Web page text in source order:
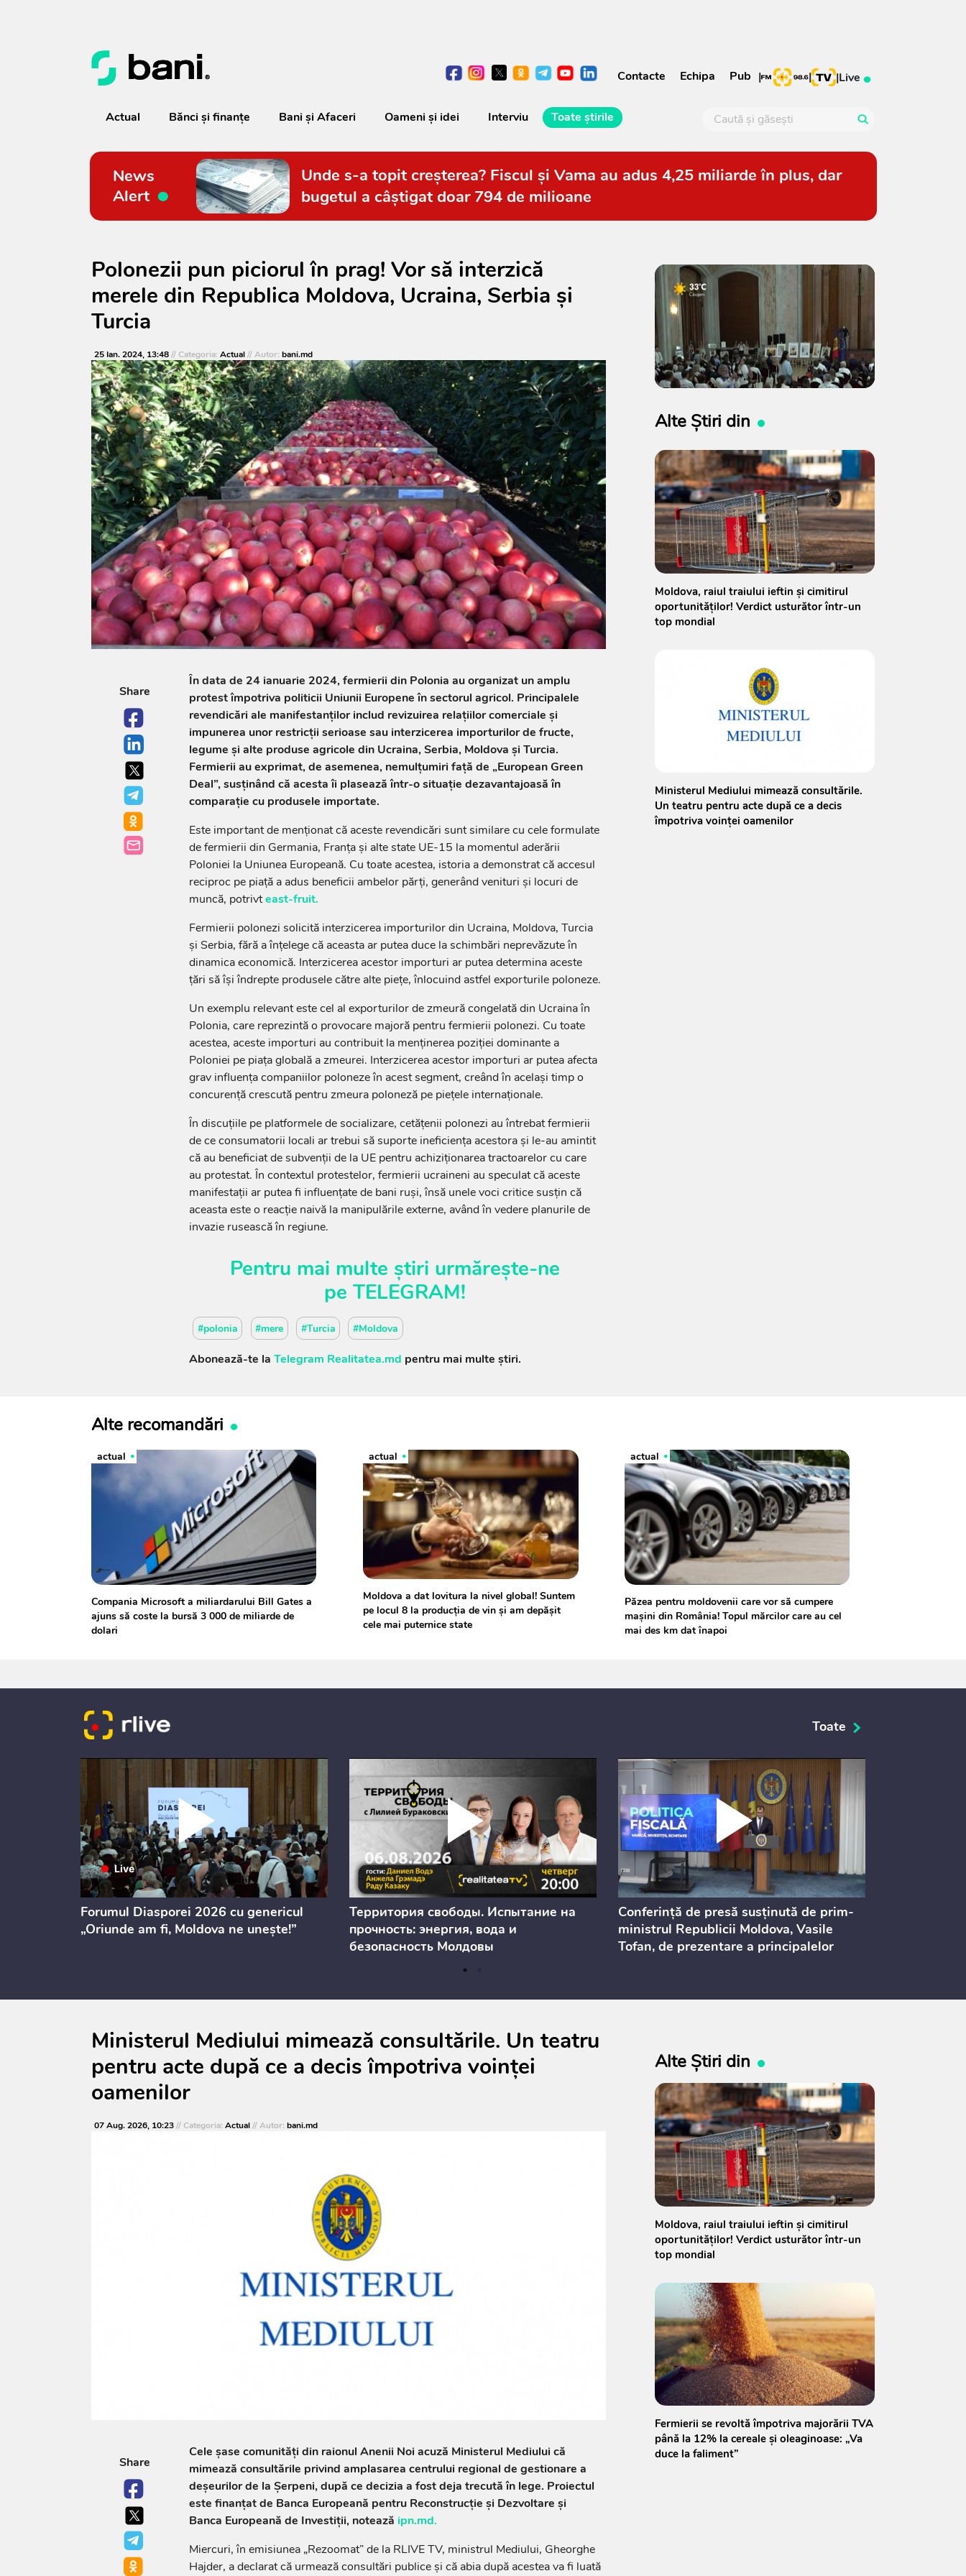
Contacte Echipa Pub | | |Live
Actual Bănci şi finanţe Bani și Afaceri Oameni şi idei Interviu Toate știrile
News
Alert
Unde s-a topit creșterea? Fiscul și Vama au adus 4,25 miliarde în plus, dar
bugetul a câștigat doar 794 de milioane
Polonezii pun piciorul în prag! Vor să interzică
merele din Republica Moldova, Ucraina, Serbia și
Turcia
25 Ian. 2024, 13:48// Categoria: Actual// Autor: bani.md
Share
În data de 24 ianuarie 2024, fermierii din Polonia au organizat un amplu
protest împotriva politicii Uniunii Europene în sectorul agricol. Principalele
revendicări ale manifestanților includ revizuirea relațiilor comerciale și
impunerea unor restricții serioase sau interzicerea importurilor de fructe,
legume și alte produse agricole din Ucraina, Serbia, Moldova și Turcia.
Fermierii au exprimat, de asemenea, nemulțumiri față de „European Green
Deal”, susținând că acesta îi plasează într-o situație dezavantajoasă în
comparație cu produsele importate.
Este important de menționat că aceste revendicări sunt similare cu cele formulate
de fermierii din Germania, Franța și alte state UE-15 la momentul aderării
Poloniei la Uniunea Europeană. Cu toate acestea, istoria a demonstrat că accesul
reciproc pe piață a adus beneficii ambelor părți, generând venituri și locuri de
muncă, potrivteast-fruit.
Fermierii polonezi solicită interzicerea importurilor din Ucraina, Moldova, Turcia
și Serbia, fără a înțelege că aceasta ar putea duce la schimbări neprevăzute în
dinamica economică. Interzicerea acestor importuri ar putea determina aceste
țări să își îndrepte produsele către alte piețe, înlocuind astfel exporturile poloneze.
Un exemplu relevant este cel al exporturilor de zmeură congelată din Ucraina în
Polonia, care reprezintă o provocare majoră pentru fermierii polonezi. Cu toate
acestea, aceste importuri au contribuit la menținerea poziției dominante a
Poloniei pe piața globală a zmeurei. Interzicerea acestor importuri ar putea afecta
grav influența companiilor poloneze în acest segment, creând în același timp o
concurență crescută pentru zmeura poloneză pe piețele internaționale.
În discuțiile pe platformele de socializare, cetățenii polonezi au întrebat fermierii
de ce consumatorii locali ar trebui să suporte ineficiența acestora și le-au amintit
că au beneficiat de subvenții de la UE pentru achiziționarea tractoarelor cu care
au protestat. În contextul protestelor, fermierii ucraineni au speculat că aceste
manifestații ar putea fi influențate de bani ruși, însă unele voci critice susțin că
aceasta este o reacție naivă la manipulările externe, având în vedere planurile de
invazie rusească în regiune.
Pentru mai multe știri urmărește-ne
pe TELEGRAM!
#polonia #mere #Turcia #Moldova
Abonează-te la Telegram Realitatea.md pentru mai multe știri.
Alte Știri din
Moldova, raiul traiului ieftin și cimitirul
oportunităților! Verdict usturător într-un
top mondial
Ministerul Mediului mimează consultările.
Un teatru pentru acte după ce a decis
împotriva voinței oamenilor
Alte recomandări
actual
Compania Microsoft a miliardarului Bill Gates a
ajuns să coste la bursă 3 000 de miliarde de
dolari
actual
Moldova a dat lovitura la nivel global! Suntem
pe locul 8 la producția de vin și am depășit
cele mai puternice state
actual
Păzea pentru moldovenii care vor să cumpere
mașini din România! Topul mărcilor care au cel
mai des km dat înapoi
Toate
Forumul Diasporei 2026 cu genericul
„Oriunde am fi, Moldova ne unește!”
Территория свободы. Испытание на
прочность: энергия, вода и
безопасность Молдовы
Conferință de presă susținută de prim-
ministrul Republicii Moldova, Vasile
Tofan, de prezentare a principalelor
consultărilor publice
Ministerul Mediului mimează consultările. Un teatru
pentru acte după ce a decis împotriva voinței
oamenilor
07 Aug. 2026, 10:23// Categoria: Actual// Autor: bani.md
Share
Cele șase comunități din raionul Anenii Noi acuză Ministerul Mediului că
mimează consultările privind amplasarea centrului regional de gestionare a
deșeurilor de la Șerpeni, după ce decizia a fost deja trecută în lege. Proiectul
este finanțat de Banca Europeană pentru Reconstrucție și Dezvoltare și
Banca Europeană de Investiții, notează ipn.md.
Miercuri, în emisiunea „Rezoomat” de la RLIVE TV, ministrul Mediului, Gheorghe
Hajder, a declarat că urmează consultări publice și că abia după acestea va fi luată
Alte Știri din
Moldova, raiul traiului ieftin și cimitirul
oportunităților! Verdict usturător într-un
top mondial
Fermierii se revoltă împotriva majorării TVA
până la 12% la cereale și oleaginoase: „Va
duce la faliment”